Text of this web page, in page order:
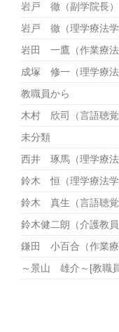
岩戸 徹（副学院長）
岩戸 徹（理学療法学
岩田 一鷹（作業療法
成塚 修一（理学療法
教職員から
木村 欣司（言語聴覚
未分類
西井 琢馬（理学療法
鈴木 恒（理学療法学
鈴木 真生（言語聴覚
鈴木健二朗（介護教員
鎌田 小百合（作業療
～景山 雄介～[教職